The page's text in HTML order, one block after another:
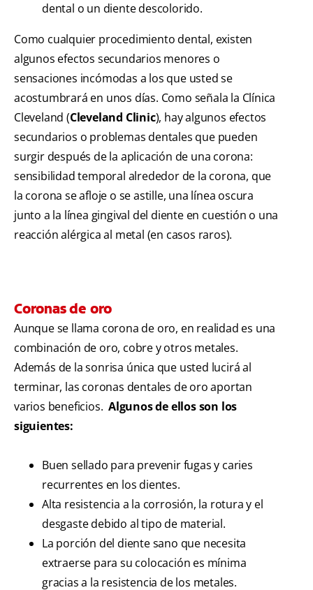
dental o un diente descolorido.
Como cualquier procedimiento dental, existen
algunos efectos secundarios menores o
sensaciones incómodas a los que usted se
acostumbrará en unos días. Como señala la Clínica
Cleveland (Cleveland Clinic), hay algunos efectos
secundarios o problemas dentales que pueden
surgir después de la aplicación de una corona:
sensibilidad temporal alrededor de la corona, que
la corona se afloje o se astille, una línea oscura
junto a la línea gingival del diente en cuestión o una
reacción alérgica al metal (en casos raros).
Coronas de oro
Aunque se llama corona de oro, en realidad es una
combinación de oro, cobre y otros metales.
Además de la sonrisa única que usted lucirá al
terminar, las coronas dentales de oro aportan
varios beneficios. Algunos de ellos son los
siguientes:
Buen sellado para prevenir fugas y caries
recurrentes en los dientes.
Alta resistencia a la corrosión, la rotura y el
desgaste debido al tipo de material.
La porción del diente sano que necesita
extraerse para su colocación es mínima
gracias a la resistencia de los metales.